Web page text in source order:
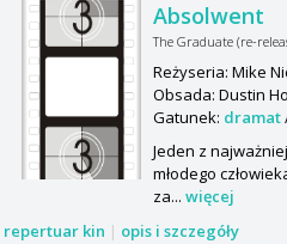
Absolwent
The Graduate (re-
Reżyseria: Mike
Obsada: Dustin
Gatunek: dramat
Jeden z
młodego
za...więcej
repertuar kin | opis i szczegóły